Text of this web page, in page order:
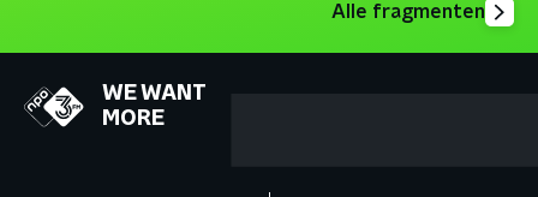
Alle fragmenten
WE WANT
MORE